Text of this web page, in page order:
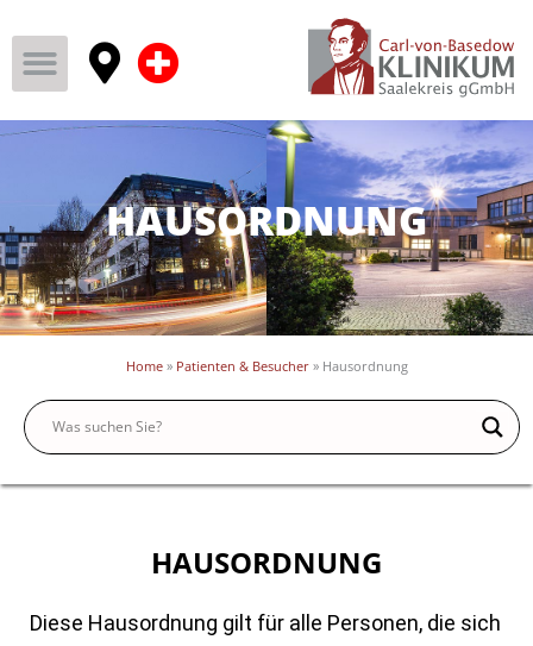
HAUSORDNUNG
Home» Patienten & Besucher» Hausordnung
HAUSORDNUNG
Diese Hausordnung gilt für alle Personen, die sich